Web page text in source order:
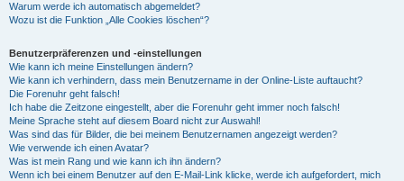
Warum werde ich automatisch abgemeldet?
Wozu ist die Funktion „Alle Cookies löschen“?
Benutzerpräferenzen und -einstellungen
Wie kann ich meine Einstellungen ändern?
Wie kann ich verhindern, dass mein Benutzername in der Online-Liste auftaucht?
Die Forenuhr geht falsch!
Ich habe die Zeitzone eingestellt, aber die Forenuhr geht immer noch falsch!
Meine Sprache steht auf diesem Board nicht zur Auswahl!
Was sind das für Bilder, die bei meinem Benutzernamen angezeigt werden?
Wie verwende ich einen Avatar?
Was ist mein Rang und wie kann ich ihn ändern?
Wenn ich bei einem Benutzer auf den E-Mail-Link klicke, werde ich aufgefordert, mich